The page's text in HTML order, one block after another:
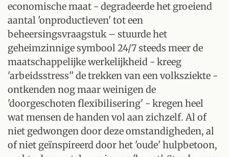
economische maat - degradeerde het groeiend
aantal 'onproductieven' tot een
beheersingsvraagstuk – stuurde het
geheimzinnige symbool 24/7 steeds meer de
maatschappelijke werkelijkheid - kreeg
'arbeidsstress'' de trekken van een volksziekte -
ontkenden nog maar weinigen de
'doorgeschoten flexibilisering' - kregen heel
wat mensen de handen vol aan zichzelf. Al of
niet gedwongen door deze omstandigheden, al
of niet geïnspireerd door het 'oude' hulpbetoon,